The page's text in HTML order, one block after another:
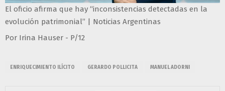
El oficio afirma que hay “inconsistencias detectadas en la
evolución patrimonial” | Noticias Argentinas
Por Irina Hauser - P/12
ENRIQUECIMIENTO ILÍCITO GERARDO POLLICITA MANUEL ADORNI